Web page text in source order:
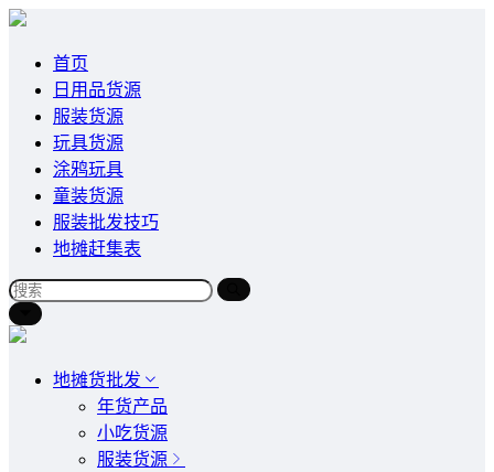
首页
日用品货源
服装货源
玩具货源
涂鸦玩具
童装货源
服装批发技巧
地摊赶集表
地摊货批发
年货产品
小吃货源
服装货源